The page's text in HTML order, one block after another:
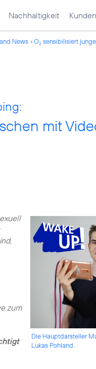
Nachhaltigkeit Kunden
News O2 sensibilisiert
mit
Die Hauptdarsteller
Lukas Pohland.
zum